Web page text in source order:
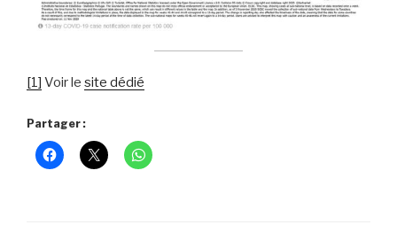
[1] Voir le site dédié
Partager :